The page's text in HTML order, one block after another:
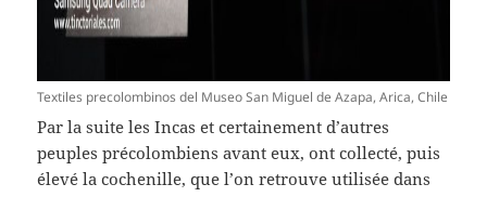
Textiles precolombinos del Museo San Miguel de Azapa, Arica, Chile
Par la suite les Incas et certainement d’autres
peuples précolombiens avant eux, ont collecté, puis
élevé la cochenille, que l’on retrouve utilisée dans